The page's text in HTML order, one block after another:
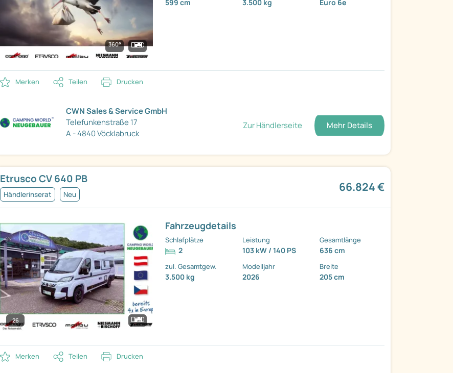
360°
599 cm 3.500 kg Euro 6e
Merken Teilen Drucken
CWN Sales & Service GmbH
Telefunkenstraße 17
A - 4840 Vöcklabruck
Zur Händlerseite Mehr Details
Etrusco CV 640 PB
Händlerinserat Neu
66.824 €
26
Fahrzeugdetails
Schlafplätze
2
Leistung
103 kW / 140 PS
Gesamtlänge
636 cm
zul. Gesamtgew.
3.500 kg
Modelljahr
2026
Breite
205 cm
Merken Teilen Drucken